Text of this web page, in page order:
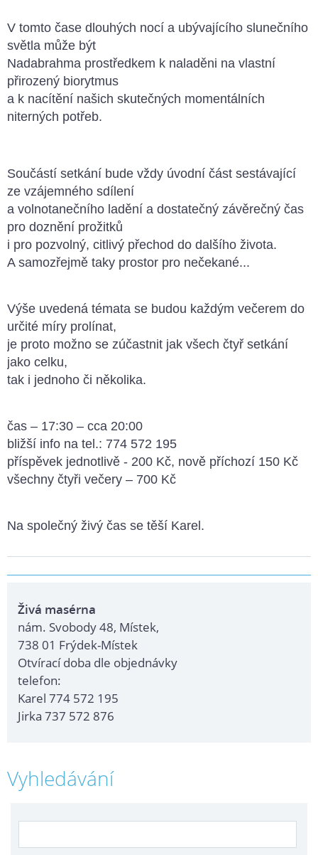
V tomto čase dlouhých nocí a ubývajícího slunečního
světla může být
Nadabrahma prostředkem k naladěni na vlastní
přirozený biorytmus
a k nacítění našich skutečných momentálních
niterných potřeb.
Součástí setkání bude vždy úvodní část sestávající
ze vzájemného sdílení
a volnotanečního ladění a dostatečný závěrečný čas
pro doznění prožitků
i pro pozvolný, citlivý přechod do dalšího života.
A samozřejmě taky prostor pro nečekané...
Výše uvedená témata se budou každým večerem do
určité míry prolínat,
je proto možno se zúčastnit jak všech čtyř setkání
jako celku,
tak i jednoho či několika.
čas – 17:30 – cca 20:00
bližší info na tel.: 774 572 195
příspěvek jednotlivě - 200 Kč, nově příchozí 150 Kč
všechny čtyři večery – 700 Kč
Na společný živý čas se těší Karel.
Živá masérna
nám. Svobody 48, Místek,
738 01 Frýdek-Místek
Otvírací doba dle objednávky
telefon:
Karel 774 572 195
Jirka 737 572 876
Vyhledávání